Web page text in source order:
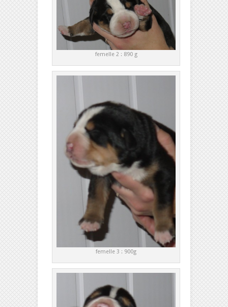
femelle 2 : 890 g
femelle 3 : 900g